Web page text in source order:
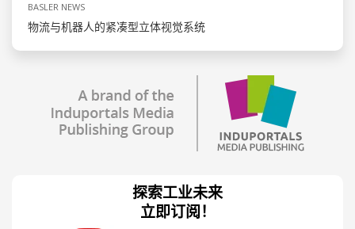
BASLER NEWS
物流与机器人的紧凑型立体视觉系统
探索工业未来
立即订阅！